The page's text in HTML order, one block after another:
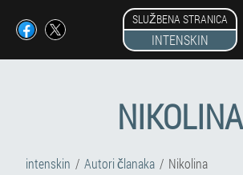
SLUŽBENA STRANICA
INTENSKIN
NIKOLINA
intenskin Autori članaka Nikolina